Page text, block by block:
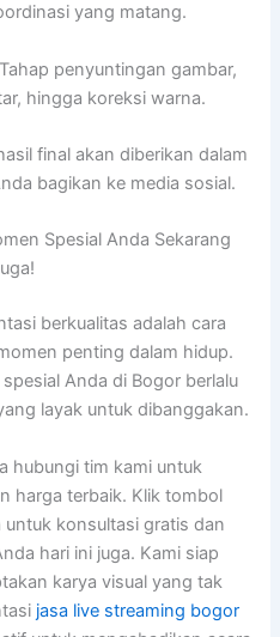
yang matang.
Tahap penyuntingan gambar,
hingga koreksi warna.
final akan diberikan dalam
bagikan ke media sosial.
Spesial Anda Sekarang
berkualitas adalah cara
penting dalam hidup.
Anda di Bogor berlalu
layak untuk dibanggakan.
hubungi tim kami untuk
harga terbaik. Klik tombol
konsultasi gratis dan
hari ini juga. Kami siap
karya visual yang tak
jasa live streaming bogor